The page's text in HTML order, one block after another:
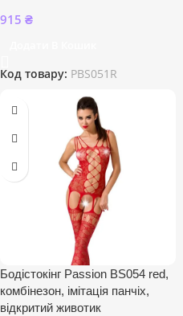
915 ₴
Код товару: PBS051R
Бодістокінг Passion BS054 red,
комбінезон, імітація панчіх,
відкритий животик